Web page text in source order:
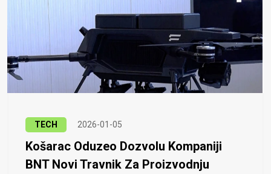
TECH 2026-01-05
Košarac Oduzeo Dozvolu Kompaniji
BNT Novi Travnik Za Proizvodnju